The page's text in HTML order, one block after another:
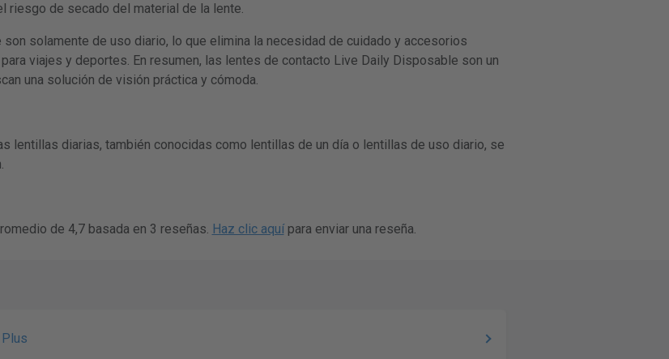
riesgo de secado del material de la lente.
solamente de uso diario, lo que elimina la necesidad de cuidado y accesorios
viajes y deportes. En resumen, las lentes de contacto Live Daily Disposable son un
una solución de visión práctica y cómoda.
lentillas diarias, también conocidas como lentillas de un día o lentillas de uso diario, se
de 4,7 basada en 3 reseñas. Haz clic aquípara enviar una reseña.